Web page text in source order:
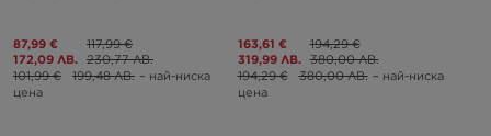
87,99 €
172,09 ЛВ.
117,99 €
230,77 ЛВ.
101,99 €
199,48 ЛВ. – най-ниска
цена
163,61 €
319,99 ЛВ.
194,29 €
380,00 ЛВ.
194,29 €
380,00 ЛВ. – най-ниска
цена